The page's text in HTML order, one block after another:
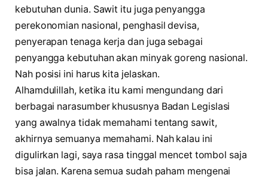
kebutuhan dunia. Sawit itu juga penyangga
perekonomian nasional, penghasil devisa,
penyerapan tenaga kerja dan juga sebagai
penyangga kebutuhan akan minyak goreng nasional.
Nah posisi ini harus kita jelaskan.
Alhamdulillah, ketika itu kami mengundang dari
berbagai narasumber khususnya Badan Legislasi
yang awalnya tidak memahami tentang sawit,
akhirnya semuanya memahami. Nah kalau ini
digulirkan lagi, saya rasa tinggal mencet tombol saja
bisa jalan. Karena semua sudah paham mengenai